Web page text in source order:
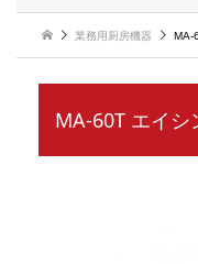
業務用厨房機器 MA-
MA-60T エイ